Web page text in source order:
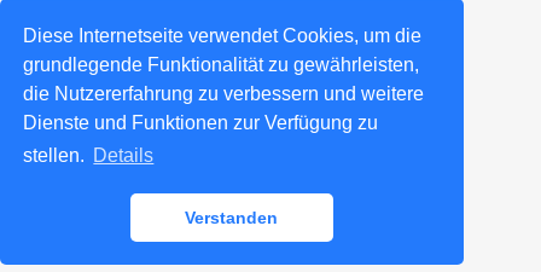
Diese Internetseite verwendet Cookies, um die
grundlegende Funktionalität zu gewährleisten,
die Nutzererfahrung zu verbessern und weitere
Dienste und Funktionen zur Verfügung zu
stellen. Details
Verstanden